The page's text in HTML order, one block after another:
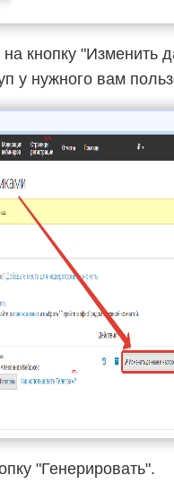
кнопку "Изменить
у нужного вам
"Генерировать".